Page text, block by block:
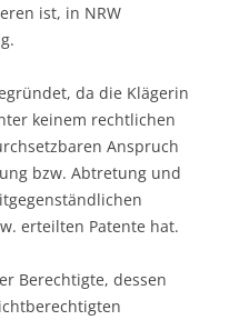
ist, in NRW
da die Klägerin
keinem rechtlichen
Anspruch
bzw. Abtretung und
erteilten Patente hat.
Berechtigte, dessen